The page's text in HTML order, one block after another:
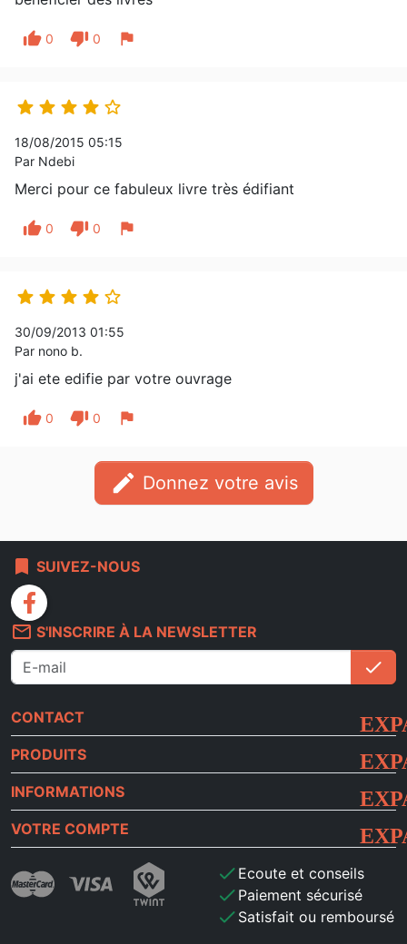
thumb_up 0 thumb_down 0 flag
    
18/08/2015 05:15
Par Ndebi
Merci pour ce fabuleux livre très édifiant
thumb_up 0 thumb_down 0 flag
    
30/09/2013 01:55
Par nono b.
j'ai ete edifie par votre ouvrage
thumb_up 0 thumb_down 0 flag
edit Donnez votre avis
bookmark SUIVEZ-NOUS
facebook
mail_outline S'INSCRIRE À LA NEWSLETTER
check
CONTACT
PRODUITS
INFORMATIONS
VOTRE COMPTE
check Ecoute et conseils
check Paiement sécurisé
check Satisfait ou remboursé